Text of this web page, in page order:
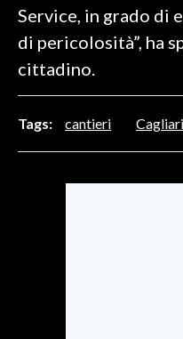
#CARAUNIONE
INSULARITÀ
Service, in grado di
di pericolosità”, ha
cittadino.
Tags: cantieri Cagliari